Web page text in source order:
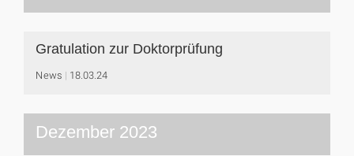
Gratulation zur Doktorprüfung
News 18.03.24
Dezember 2023